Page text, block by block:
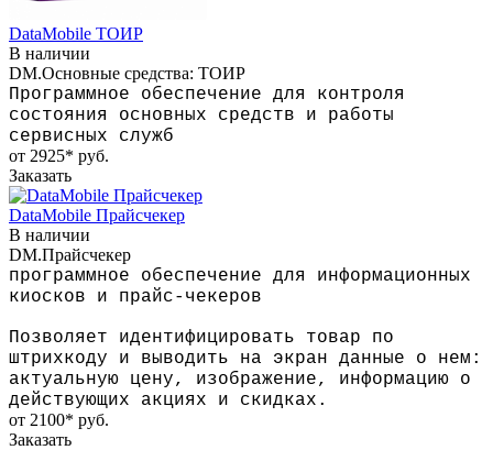
DataMobile ТОИР
В наличии
DM.Основные средства: ТОИР
Программное обеспечение для контроля
состояния основных средств и работы
сервисных служб
от 2925* руб.
Заказать
DataMobile Прайсчекер
В наличии
DM.Прайсчекер
программное обеспечение для информационных
киосков и прайс-чекеров
Позволяет идентифицировать товар по
штрихкоду и выводить на экран данные о нем:
актуальную цену, изображение, информацию о
действующих акциях и скидках.
от 2100* руб.
Заказать